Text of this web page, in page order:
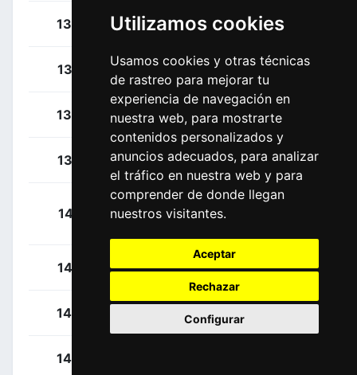
Utilizamos cookies
Usamos cookies y otras técnicas
de rastreo para mejorar tu
experiencia de navegación en
nuestra web, para mostrarte
contenidos personalizados y
anuncios adecuados, para analizar
el tráfico en nuestra web y para
comprender de donde llegan
nuestros visitantes.
Aceptar
Rechazar
Configurar
134 Tulett, Ben
135 Valter, Attila HUN
136 Van Belle, Loe
137 Van Der Sande, Tosh BEL
141
Champoussin,
142 Conci, Nicola ITA
143 Kuzmin, Anton
144